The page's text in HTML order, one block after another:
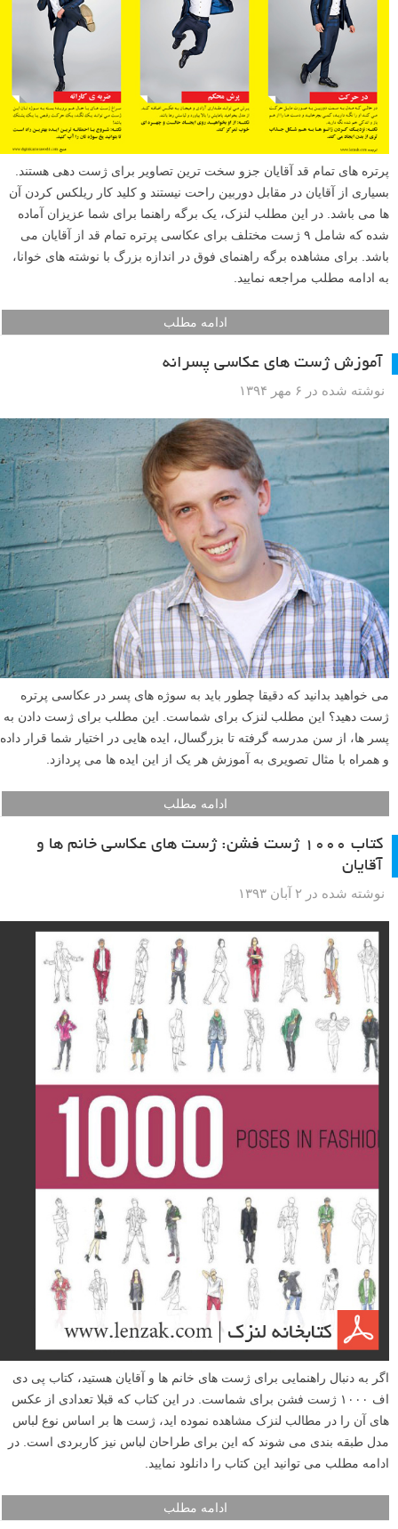
پرتره های تمام قد آقایان جزو سخت ترین تصاویر برای ژست دهی هستند.
بسیاری از آقایان در مقابل دوربین راحت نیستند و کلید کار ریلکس کردن آن
ها می باشد. در این مطلب لنزک، یک برگه راهنما برای شما عزیزان آماده
شده که شامل ۹ ژست مختلف برای عکاسی پرتره تمام قد از آقایان می
باشد. برای مشاهده برگه راهنمای فوق در اندازه بزرگ با نوشته های خوانا،
به ادامه مطلب مراجعه نمایید.
ادامه مطلب
آموزش ژست های عکاسی پسرانه
نوشته شده در ۶ مهر ۱۳۹۴
می خواهید بدانید که دقیقا چطور باید به سوژه های پسر در عکاسی پرتره
ژست دهید؟ این مطلب لنزک برای شماست. این مطلب برای ژست دادن به
پسر ها، از سن مدرسه گرفته تا بزرگسال، ایده هایی در اختیار شما قرار داده
و همراه با مثال تصویری به آموزش هر یک از این ایده ها می پردازد.
ادامه مطلب
کتاب ۱۰۰۰ ژست فشن: ژست های عکاسی خانم ها و
آقایان
نوشته شده در ۲ آبان ۱۳۹۳
اگر به دنبال راهنمایی برای ژست های خانم ها و آقایان هستید، کتاب پی دی
اف ۱۰۰۰ ژست فشن برای شماست. در این کتاب که قبلا تعدادی از عکس
های آن را در مطالب لنزک مشاهده نموده اید، ژست ها بر اساس نوع لباس
مدل طبقه بندی می شوند که این برای طراحان لباس نیز کاربردی است. در
ادامه مطلب می توانید این کتاب را دانلود نمایید.
ادامه مطلب